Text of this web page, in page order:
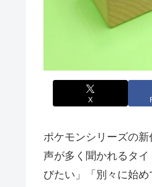
X
ポケモンシリーズの新
声が多く聞かれるタ
びたい」「別々に始